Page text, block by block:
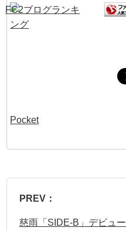
Pocket
PREV：
慈雨「SIDE-B」デビュー